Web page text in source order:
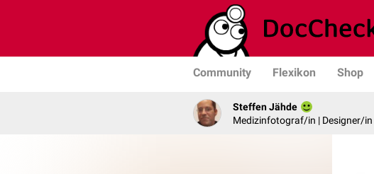
Community Flexikon Shop
Steffen Jähde
Medizinfotograf/in | Designer/in